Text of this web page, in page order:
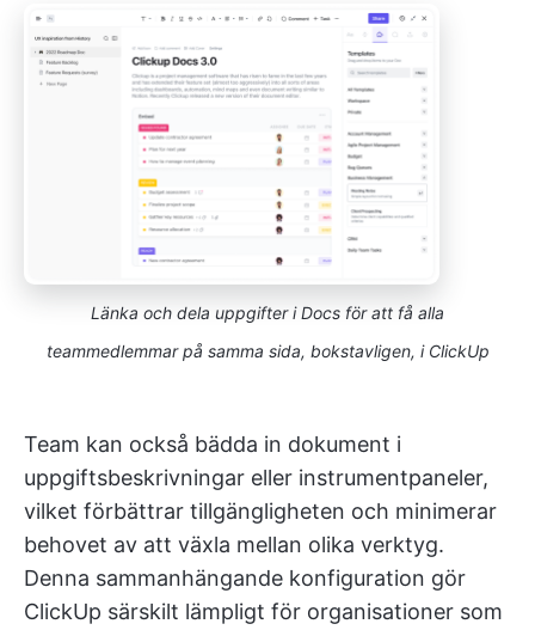
Länka och dela uppgifter i Docs för att få alla
teammedlemmar på samma sida, bokstavligen, i ClickUp
Team kan också bädda in dokument i
uppgiftsbeskrivningar eller instrumentpaneler,
vilket förbättrar tillgängligheten och minimerar
behovet av att växla mellan olika verktyg.
Denna sammanhängande konfiguration gör
ClickUp särskilt lämpligt för organisationer som